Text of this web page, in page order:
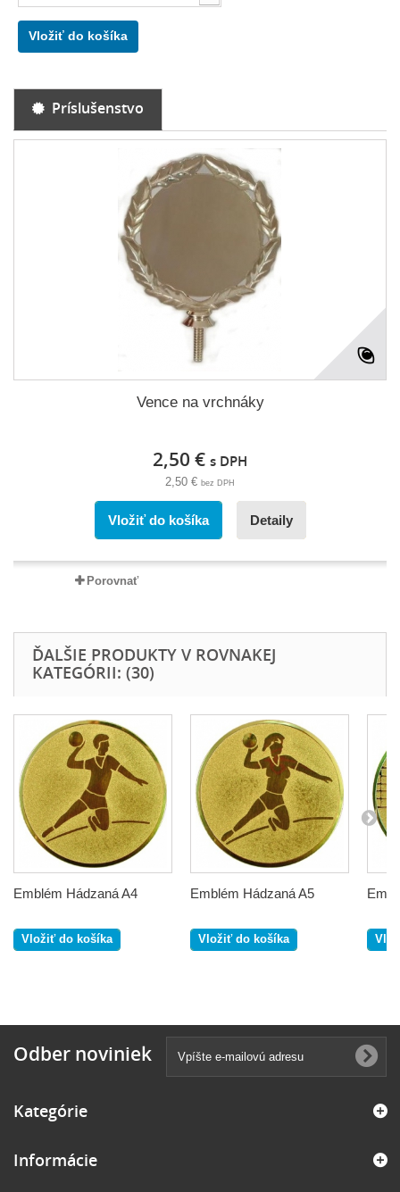
Vložiť do košíka
Príslušenstvo
Vence na vrchnáky
2,50 € s DPH
2,50 € bez DPH
Vložiť do košíka Detaily
Porovnať
ĎALŠIE PRODUKTY V ROVNAKEJ
KATEGÓRII: (30)
Emblém Hádzaná A4
Vložiť do košíka
Emblém Hádzaná A5
Vložiť do košíka
Odber noviniek
Kategórie
Informácie